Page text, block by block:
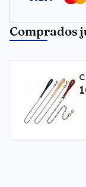
Comprados